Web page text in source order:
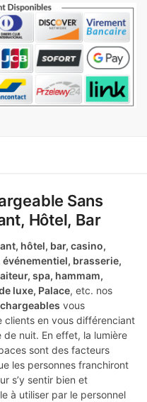
Sans
Hôtel, Bar
hôtel, bar, casino,
brasserie,
spa, hammam,
luxe, Palace, etc. nos
vous
clients en vous différenciant
nuit. En effet, la lumière
sont des facteurs
les personnes franchiront
s’y sentir bien et
à utiliser par le personnel